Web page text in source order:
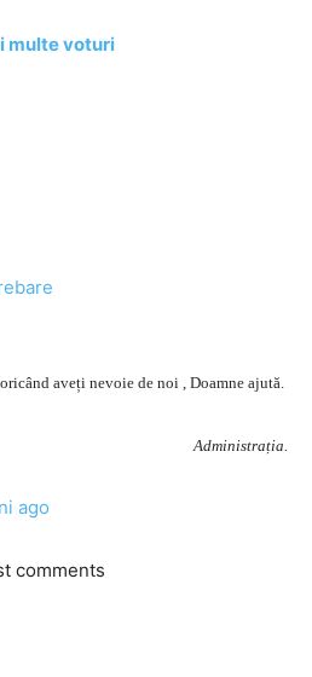
multe voturi
aveți nevoie de noi , Doamne ajută.
Administrația.
ago
comments